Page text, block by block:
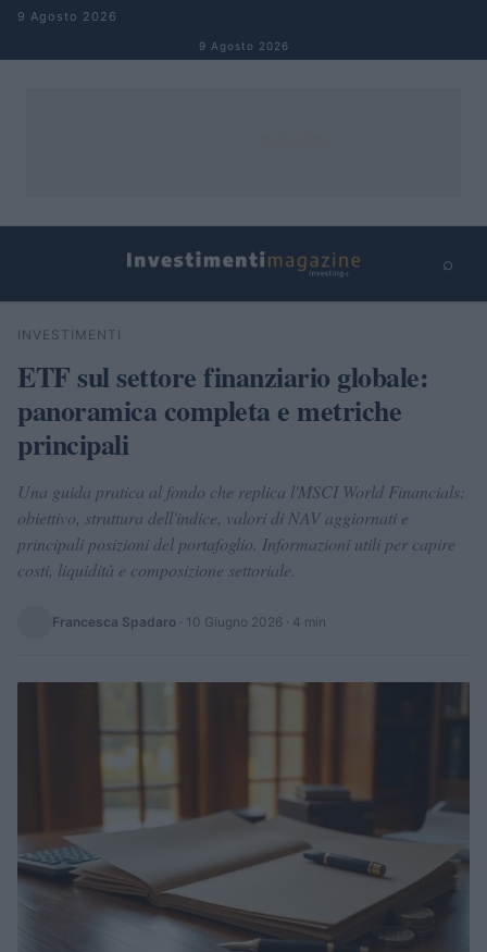
Salta al contenuto
9 Agosto 2026
9 Agosto 2026
⌕
Cerca
INVESTIMENTI
ETF sul settore finanziario globale:
panoramica completa e metriche
principali
Una guida pratica al fondo che replica l'MSCI World Financials:
obiettivo, struttura dell'indice, valori di NAV aggiornati e
principali posizioni del portafoglio. Informazioni utili per capire
costi, liquidità e composizione settoriale.
Francesca Spadaro · 10 Giugno 2026 · 4 min